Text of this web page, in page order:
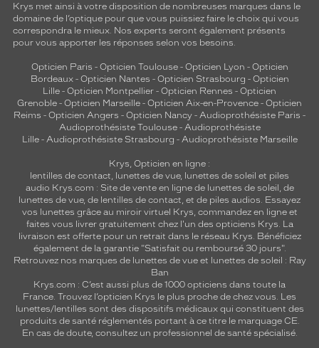
Krys met ainsi à votre disposition de nombreuses marques dans le
domaine de l’optique pour que vous puissiez faire le choix qui vous
correspondra le mieux. Nos experts seront également présents
pour vous apporter les réponses selon vos besoins.
Opticien Paris - Opticien Toulouse- Opticien Lyon - Opticien
Bordeaux- Opticien Nantes - Opticien Strasbourg - Opticien
Lille - Opticien Montpellier - Opticien Rennes - Opticien
Grenoble - Opticien Marseille - Opticien Aix-en-Provence - Opticien
Reims - Opticien Angers - Opticien Nancy - Audioprothésiste Paris -
Audioprothésiste Toulouse- Audioprothésiste
Lille- Audioprothésiste Strasbourg - Audioprothésiste Marseille
Krys, Opticien en ligne :
lentilles de contact, lunettes de vue, lunettes de soleil et piles
audio Krys.com : Site de vente en ligne de lunettes de soleil, de
lunettes de vue, de lentilles de contact, et de piles audios. Essayez
vos lunettes grâce au miroir virtuel Krys, commandez en ligne et
faites vous livrer gratuitement chez l'un des opticiens Krys. La
livraison est offerte pour un retrait dans le réseau Krys. Bénéficiez
également de la garantie "Satisfait ou remboursé 30 jours".
Retrouvez nos marques de lunettes de vue et lunettes de soleil : Ray
Ban
Krys.com : C’est aussi plus de 1000 opticiens dans toute la
France. Trouvez l’opticien Krys le plus proche de chez vous. Les
lunettes/lentilles sont des dispositifs médicaux qui constituent des
produits de santé réglementés portant à ce titre le marquage CE.
En cas de doute, consultez un professionnel de santé spécialisé.